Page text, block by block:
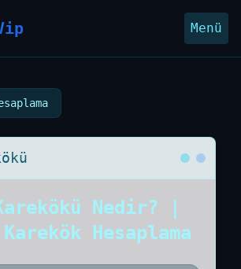
Menü
Nedir? |
Hesaplama